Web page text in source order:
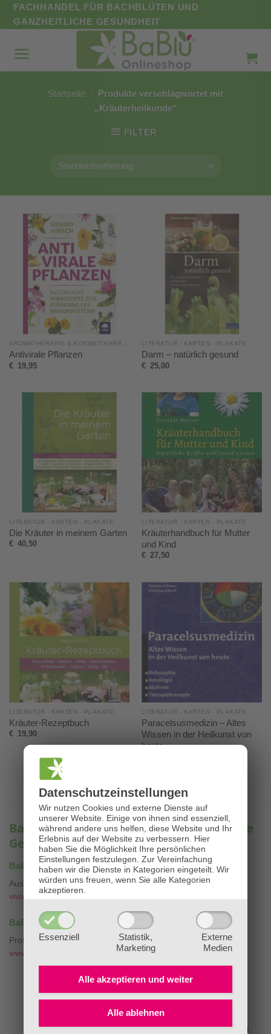
Datenschutz­einstellungen
Wir nutzen Cookies und externe Dienste auf
unserer Website. Einige von ihnen sind essenziell,
während andere uns helfen, diese Website und Ihr
Erlebnis auf der Website zu verbessern. Hier
haben Sie die Möglichkeit Ihre persönlichen
Einstellungen festzulegen. Zur Vereinfachung
haben wir die Dienste in Kategorien eingeteilt. Wir
würden uns freuen, wenn Sie alle Kategorien
akzeptieren.
Essenziell
Statistik,
Marketing
Externe
Medien
Alle akzeptieren und weiter
Alle ablehnen
Zum
Inhalt
FACHHANDEL FÜR BACHBLÜTEN UND
GANZHEITLICHE GESUNDHEIT
Startseite
Produkte verschlagwortet mit
„Kräuterheilkunde“
FILTER
Antivirale Pflanzen
€ 19,95
LITERATUR - KARTEN - PLAKATE
Darm – natürlich gesund
€ 25,00
LITERATUR - KARTEN - PLAKATE
Die Kräuter in meinem Garten
€ 40,50
LITERATUR - KARTEN - PLAKATE
Kräuterhandbuch für Mutter
und Kind
€ 27,50
LITERATUR - KARTEN - PLAKATE
Kräuter-Rezeptbuch
€ 19,90
LITERATUR - KARTEN - PLAKATE
Paracelsusmedizin – Altes
Wissen in der Heilkunst von
heute
BaBlü® – Ihre Experten für ganzheitliche
Gesundheit & Bildung
BaBlü ®Akademie & Onlineshop
Ausbildungen & Bachblütenessenzen
www.bablü.at
BaBlü ® Bachblütenpraxis & Tierpraxis
Professionelle Bachblütenberatung mit
www.die-bachblütenpraxis.at